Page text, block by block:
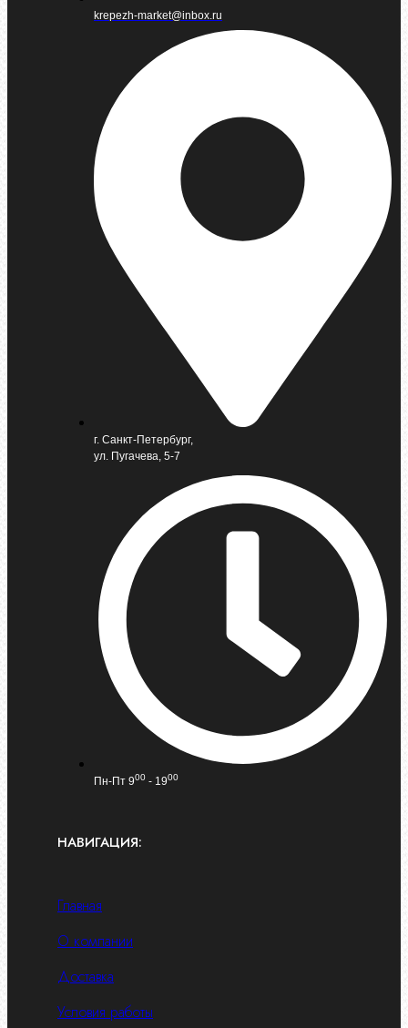
krepezh-market@inbox.ru
г. Санкт-Петербург,
ул. Пугачева, 5-7
Пн-Пт 900 - 1900
НАВИГАЦИЯ:
Главная
О компании
Доставка
Условия работы